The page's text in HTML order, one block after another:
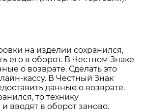
на изделии сохранился,
его в оборот. В Честном Знаке
о возврате. Сделать это
кассу. В Честный Знак
данные о возврате.
то технику
вводят в оборот заново.